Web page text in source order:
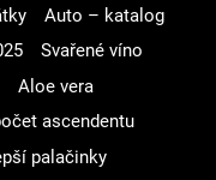
Auto – katalog
Svařené víno
Aloe vera
ascendentu
palačinky